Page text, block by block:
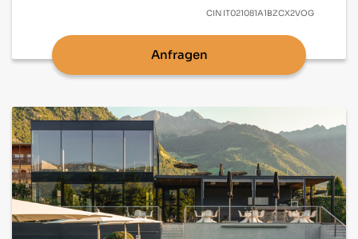
CIN IT021081A1BZCX2VOG
Anfragen